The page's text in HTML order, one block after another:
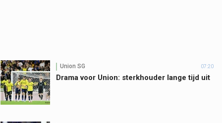
Union SG 07:20
Drama voor Union: sterkhouder lange tijd uit